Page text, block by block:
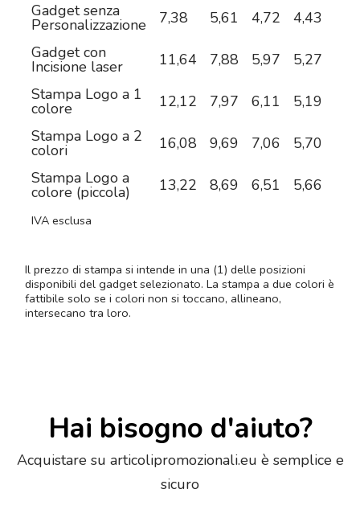
Gadget senza
Personalizzazione 7,38 5,61 4,72 4,43
Gadget con
Incisione laser 11,64 7,88 5,97 5,27
Stampa Logo a 1
colore 12,12 7,97 6,11 5,19
Stampa Logo a 2
colori 16,08 9,69 7,06 5,70
Stampa Logo a
colore (piccola) 13,22 8,69 6,51 5,66
IVA esclusa
Il prezzo di stampa si intende in una (1) delle posizioni
disponibili del gadget selezionato. La stampa a due colori è
fattibile solo se i colori non si toccano, allineano,
intersecano tra loro.
Hai bisogno d'aiuto?
Acquistare su articolipromozionali.eu è semplice e
sicuro